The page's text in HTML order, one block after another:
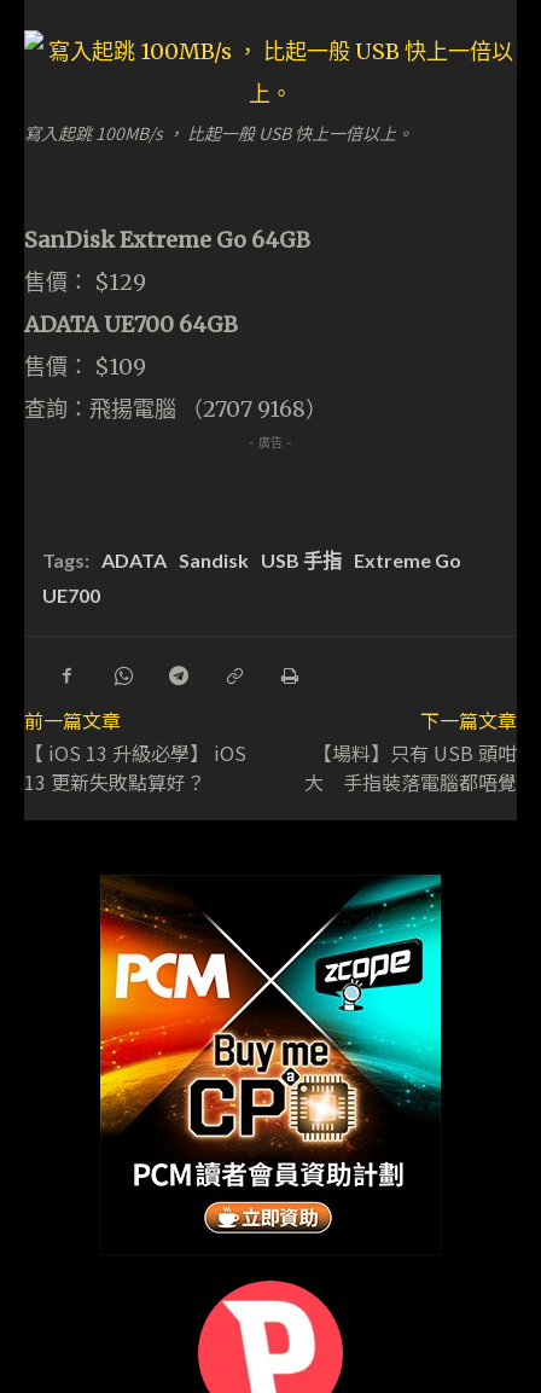
寫入起跳 100MB/s ， 比起一般 USB 快上一倍以上。
SanDisk Extreme Go 64GB
售價： $129
ADATA UE700 64GB
售價： $109
查詢：飛揚電腦 （2707 9168）
- 廣告 -
Tags: ADATA Sandisk USB 手指 Extreme Go
UE700
前一篇文章
【 iOS 13 升級必學】 iOS
13 更新失敗點算好？
下一篇文章
【場料】只有 USB 頭咁
大 手指裝落電腦都唔覺